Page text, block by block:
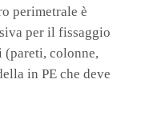
perimetrale è
per il fissaggio
colonne,
in PE che deve